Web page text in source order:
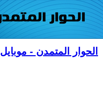
الحوار المتمدن - موبايل